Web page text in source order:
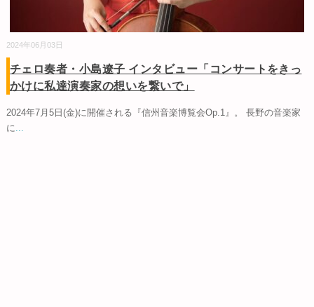
2024年06月03日
チェロ奏者・小島遼子 インタビュー「コンサートをきっ
かけに私達演奏家の想いを繋いで」
2024年7月5日(金)に開催される『信州音楽博覧会Op.1』。 長野の音楽家
に